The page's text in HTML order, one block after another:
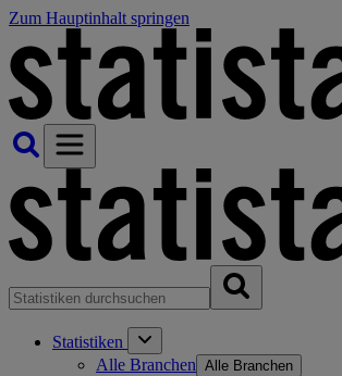
Zum Hauptinhalt springen
Statistiken
Alle Branchen Alle Branchen